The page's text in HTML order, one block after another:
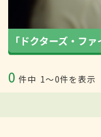
0 件中 1〜0件を表示